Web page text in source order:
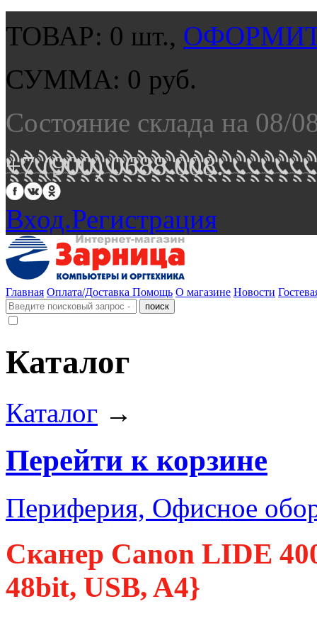
ТОВАР: 0 шт.,
СУММА: 0 руб.
Состояние склада на 08/
+7 (900) 0688 008.
Вход.Регистрация
Главная Оплата/Доставка Помощь О магазине Новости
Каталог
Каталог →
Перейти к корзине
Периферия, Офисное
Сканер Canon LIDE
48bit, USB, A4}